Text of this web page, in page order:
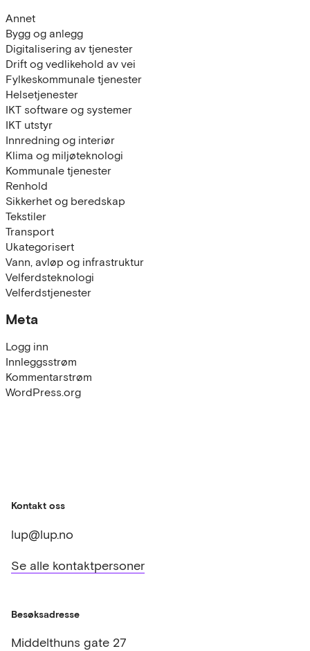
Annet
Bygg og anlegg
Digitalisering av tjenester
Drift og vedlikehold av vei
Fylkeskommunale tjenester
Helsetjenester
IKT software og systemer
IKT utstyr
Innredning og interiør
Klima og miljøteknologi
Kommunale tjenester
Renhold
Sikkerhet og beredskap
Tekstiler
Transport
Ukategorisert
Vann, avløp og infrastruktur
Velferdsteknologi
Velferdstjenester
Meta
Logg inn
Innleggsstrøm
Kommentarstrøm
WordPress.org
Kontakt oss
lup@lup.no
Se alle kontaktpersoner
Besøksadresse
Middelthuns gate 27